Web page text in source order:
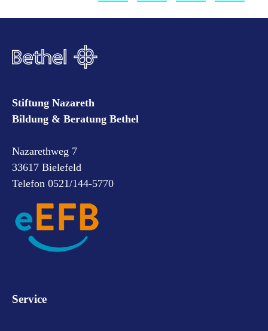
Stiftung Nazareth
Bildung & Beratung Bethel
Nazarethweg 7
33617 Bielefeld
Telefon 0521/144-5770
Service